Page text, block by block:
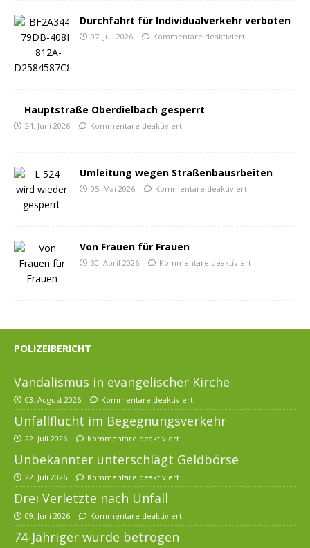
Durchfahrt für Individualverkehr verboten
07. Juli 2026 Kommentare deaktiviert
Hauptstraße Oberdielbach gesperrt
24. Juni 2026 Kommentare deaktiviert
Umleitung wegen Straßenbausrbeiten
05. Mai 2026 Kommentare deaktiviert
Von Frauen für Frauen
30. April 2026 Kommentare deaktiviert
POLIZEIBERICHT
Vandalismus in evangelischer Kirche
03. August 2026 Kommentare deaktiviert
Unfallflucht im Begegnungsverkehr
22. Juli 2026 Kommentare deaktiviert
Unbekannter unterschlägt Geldbörse
22. Juli 2026 Kommentare deaktiviert
Drei Verletzte nach Unfall
09. Juni 2026 Kommentare deaktiviert
74-Jähriger wurde betrogen